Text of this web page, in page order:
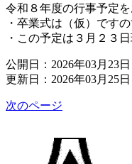
令和８年度の行事予定を
・卒業式は（仮）です
・この予定は３月２３
公開日：2026年03月23日
更新日：2026年03月25日
次のページ